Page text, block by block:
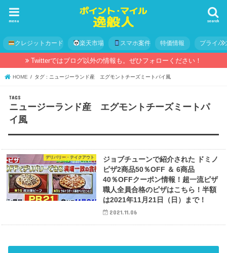
search
menu
クレジットカード 楽天市場 スマホ案件 特価情報 プライバ
Twitterではブログ以外の情報も。ぜひフォローください！
HOME タグ : ニュージーランド産 エグモントチーズミートパイ風
ニュージーランド産 エグモントチーズミートパ
イ風
デリバリー・テイクアウト
ジョブチューンで紹介された ドミノ
ピザ2商品50％OFF ＆ 6商品
40％OFFクーポン情報！超一流ピザ
職人全員合格のピザはこちら！半額
は2021年11月21日（日）まで！​
2021.11.06